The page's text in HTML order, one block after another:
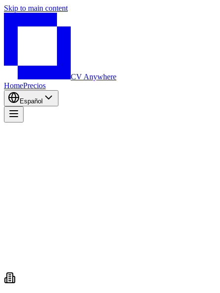
Skip to main content
CV Anywhere
HomePrecios
Español